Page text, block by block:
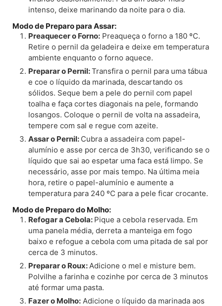
intenso, deixe marinando da noite para o dia.
Modo de Preparo para Assar:
Preaquecer o Forno: Preaqueça o forno a 180 ºC.
Retire o pernil da geladeira e deixe em temperatura
ambiente enquanto o forno aquece.
Preparar o Pernil:Transfira o pernil para uma tábua
e coe o líquido da marinada, descartando os
sólidos. Seque bem a pele do pernil com papel
toalha e faça cortes diagonais na pele, formando
losangos. Coloque o pernil de volta na assadeira,
tempere com sal e regue com azeite.
Assar o Pernil: Cubra a assadeira com papel-
alumínio e asse por cerca de 3h30, verificando se o
líquido que sai ao espetar uma faca está limpo. Se
necessário, asse por mais tempo. Na última meia
hora, retire o papel-alumínio e aumente a
temperatura para 240 ºC para a pele ficar crocante.
Modo de Preparo do Molho:
Refogar a Cebola: Pique a cebola reservada. Em
uma panela média, derreta a manteiga em fogo
baixo e refogue a cebola com uma pitada de sal por
cerca de 3 minutos.
Preparar o Roux: Adicione o mel e misture bem.
Polvilhe a farinha e cozinhe por cerca de 3 minutos
até formar uma pasta.
Fazer o Molho: Adicione o líquido da marinada aos